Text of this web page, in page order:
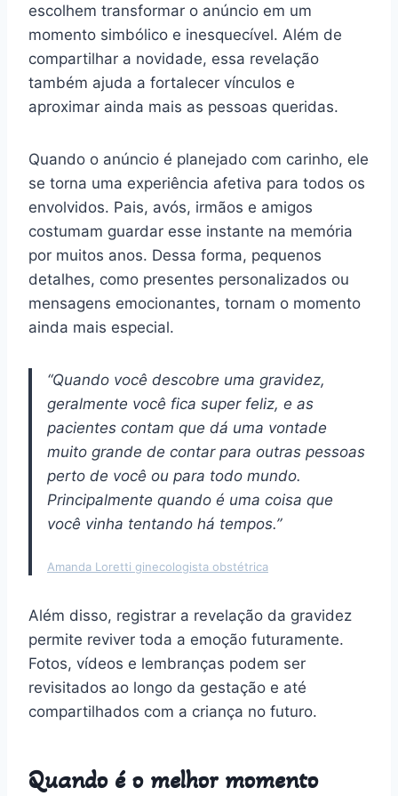
escolhem transformar o anúncio em um
momento simbólico e inesquecível. Além de
compartilhar a novidade, essa revelação
também ajuda a fortalecer vínculos e
aproximar ainda mais as pessoas queridas.
Quando o anúncio é planejado com carinho, ele
se torna uma experiência afetiva para todos os
envolvidos. Pais, avós, irmãos e amigos
costumam guardar esse instante na memória
por muitos anos. Dessa forma, pequenos
detalhes, como presentes personalizados ou
mensagens emocionantes, tornam o momento
ainda mais especial.
“Quando você descobre uma gravidez,
geralmente você fica super feliz, e as
pacientes contam que dá uma vontade
muito grande de contar para outras pessoas
perto de você ou para todo mundo.
Principalmente quando é uma coisa que
você vinha tentando há tempos.”
Amanda Loretti ginecologista obstétrica
Além disso, registrar a revelação da gravidez
permite reviver toda a emoção futuramente.
Fotos, vídeos e lembranças podem ser
revisitados ao longo da gestação e até
compartilhados com a criança no futuro.
Quando é o melhor momento